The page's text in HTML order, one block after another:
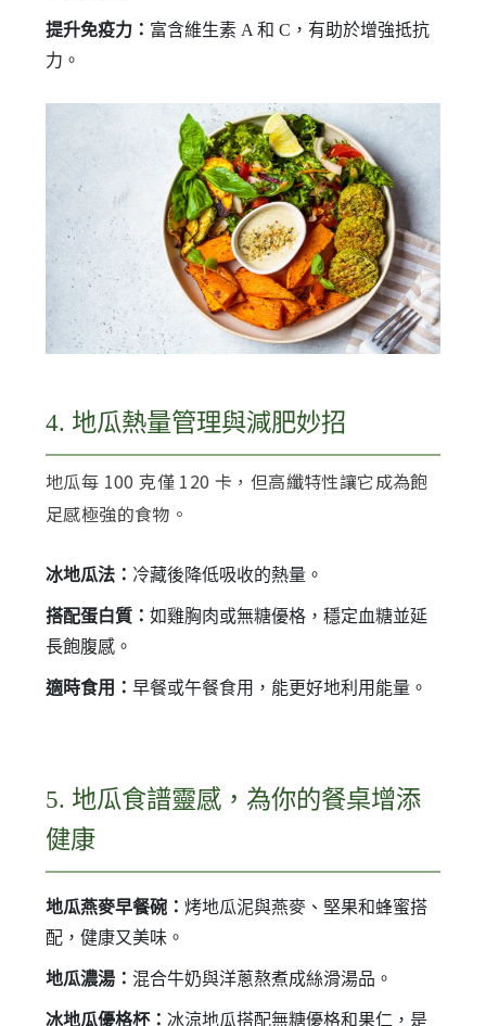
提升免疫力： 富含維生素 A 和 C，有助於增強抵抗
力。
4. 地瓜熱量管理與減肥妙招
地瓜每 100 克僅 120 卡，但高纖特性讓它成為飽
足感極強的食物。
冰地瓜法： 冷藏後降低吸收的熱量。
搭配蛋白質： 如雞胸肉或無糖優格，穩定血糖並延
長飽腹感。
適時食用： 早餐或午餐食用，能更好地利用能量。
5. 地瓜食譜靈感，為你的餐桌增添
健康
地瓜燕麥早餐碗： 烤地瓜泥與燕麥、堅果和蜂蜜搭
配，健康又美味。
地瓜濃湯： 混合牛奶與洋蔥熬煮成絲滑湯品。
冰地瓜優格杯： 冰涼地瓜搭配無糖優格和果仁，是